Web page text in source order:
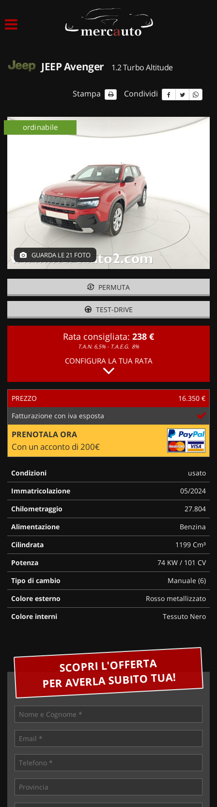
ACQUISTIAMO USATO
NOLEGGIO AUTO
NOLEGGIO BREVE TERMINE
CONTATTI
JEEP Avenger 1.2 Turbo Altitude
Stampa Condividi
ordinabile
GUARDA LE 21 FOTO
PERMUTA
TEST-DRIVE
Rata consigliata: 238 €
T.A.N. 6,5% - T.A.E.G. 8%
CONFIGURA LA TUA RATA
PREZZO
16.350 €
Fatturazione con iva esposta
PRENOTALA ORA
Con un acconto di 200€
Condizioni
usato
Immatricolazione
05/2024
Chilometraggio
27.804
Alimentazione
Benzina
Cilindrata
1199 Cm³
Potenza
74 KW / 101 CV
Tipo di cambio
Manuale (6)
Colore esterno
Rosso metallizzato
Colore interni
Tessuto Nero
SCOPRI L'OFFERTA
PER AVERLA SUBITO TUA!